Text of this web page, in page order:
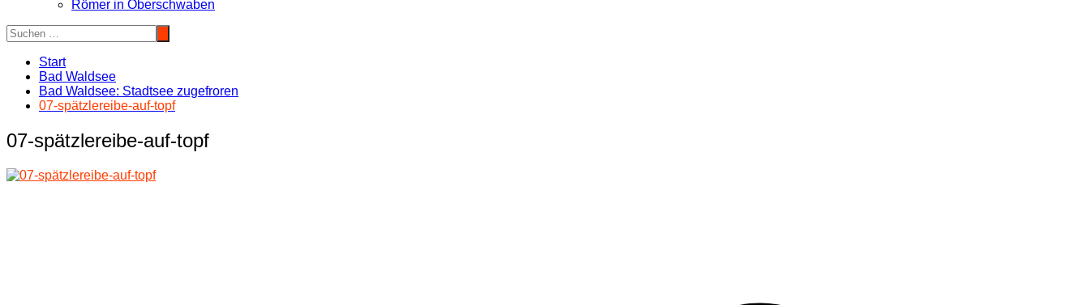
Römer in Oberschwaben
Start
Bad Waldsee
Bad Waldsee: Stadtsee zugefroren
07-spätzlereibe-auf-topf
07-spätzlereibe-auf-topf